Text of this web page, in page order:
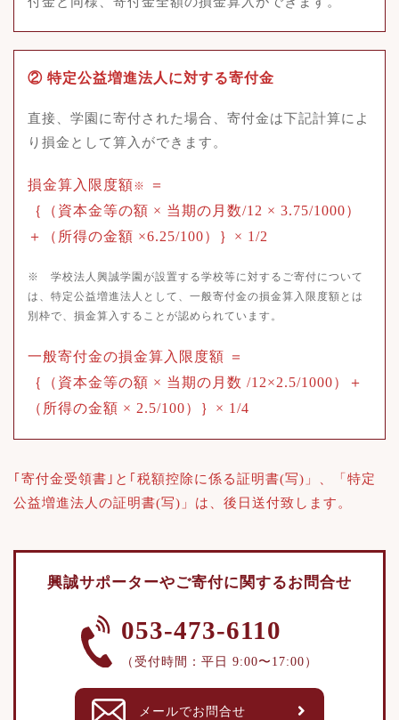
② 特定公益増進法人に対する寄付金
直接、学園に寄付された場合、寄付金は下記計算によ
り損金として算入ができます。
損金算入限度額※
＝
｛（資本金等の額 × 当期の月数/12 × 3.75/1000）
＋（所得の金額 ×6.25/100）｝× 1/2
※ 学校法人興誠学園が設置する学校等に対するご寄付について
は、特定公益増進法人として、一般寄付金の損金算入限度額とは
別枠で、損金算入することが認められています。
一般寄付金の損金算入限度額 ＝
｛（資本金等の額 × 当期の月数 /12×2.5/1000）＋
（所得の金額 × 2.5/100）｝× 1/4
｢寄付金受領書｣と｢税額控除に係る証明書(写)」、「特定
公益増進法人の証明書(写)」は、後日送付致します。
興誠サポーターやご寄付に関するお問合せ
053-473-6110
（受付時間：平日 9:00〜17:00）
メールでお問合せ